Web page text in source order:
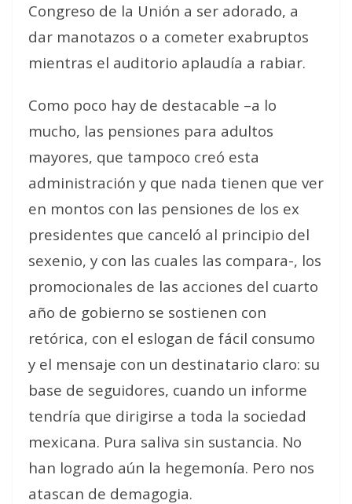
Congreso de la Unión a ser adorado, a
dar manotazos o a cometer exabruptos
mientras el auditorio aplaudía a rabiar.
Como poco hay de destacable –a lo
mucho, las pensiones para adultos
mayores, que tampoco creó esta
administración y que nada tienen que ver
en montos con las pensiones de los ex
presidentes que canceló al principio del
sexenio, y con las cuales las compara-, los
promocionales de las acciones del cuarto
año de gobierno se sostienen con
retórica, con el eslogan de fácil consumo
y el mensaje con un destinatario claro: su
base de seguidores, cuando un informe
tendría que dirigirse a toda la sociedad
mexicana. Pura saliva sin sustancia. No
han logrado aún la hegemonía. Pero nos
atascan de demagogia.